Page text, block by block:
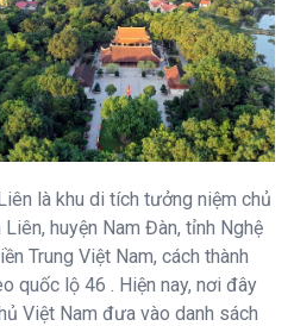
là khu di tích tưởng niệm chủ
huyện Nam Đàn, tỉnh Nghệ
Trung Việt Nam, cách thành
quốc lộ 46 . Hiện nay, nơi đây
Việt Nam đưa vào danh sách